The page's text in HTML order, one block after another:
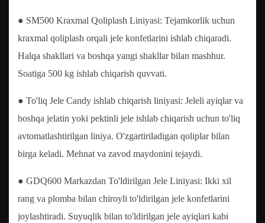
● SM500 Kraxmal Qoliplash Liniyasi: Tejamkorlik uchun
kraxmal qoliplash orqali jele konfetlarini ishlab chiqaradi.
Halqa shakllari va boshqa yangi shakllar bilan mashhur.
Soatiga 500 kg ishlab chiqarish quvvati.
● To'liq Jele Candy ishlab chiqarish liniyasi: Jeleli ayiqlar va
boshqa jelatin yoki pektinli jele ishlab chiqarish uchun to'liq
avtomatlashtirilgan liniya. O'zgartiriladigan qoliplar bilan
birga keladi. Mehnat va zavod maydonini tejaydi.
● GDQ600 Markazdan To'ldirilgan Jele Liniyasi: Ikki xil
rang va plomba bilan chiroyli to'ldirilgan jele konfetlarini
joylashtiradi. Suyuqlik bilan to'ldirilgan jele ayiqlari kabi